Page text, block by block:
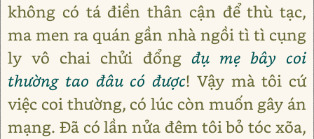
không có tá điền thân cận để thù tạc,
ma men ra quán gần nhà ngồi tì tì cụng
ly vô chai chửi đổng đụ mẹ bây coi
thường tao đâu có được! Vậy mà tôi cứ
việc coi thường, có lúc còn muốn gây án
mạng. Đã có lần nửa đêm tôi bỏ tóc xõa,